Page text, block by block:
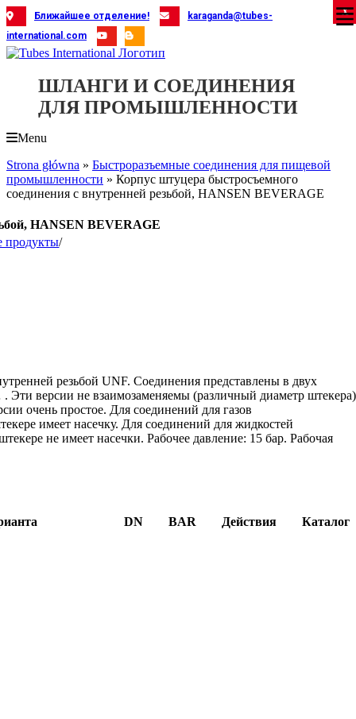
Skip
to
content
Ближайшее отделение!
karaganda@tubes-
international.com
ШЛАНГИ И СОЕДИНЕНИЯ
ДЛЯ ПРОМЫШЛЕННОСТИ
Menu
Strona główna » Быстроразъемные соединения для пищевой
промышленности » Корпус штуцера быстросъемного
соединения с внутренней резьбой, HANSEN BEVERAGE
HANSEN BEVERAGE
продукты/
резьбой UNF. Соединения представлены в двух
версии не взаимозаменяемы (различный диаметр
очень простое. Для соединений для газов
имеет насечку. Для соединений для жидкостей
не имеет насечки. Рабочее давление: 15 бар. Рабочая
DN BAR Действия Каталог
X
X
X
X
X
X
X
X
X
X
X
X
X
X
X
X
X
X
X